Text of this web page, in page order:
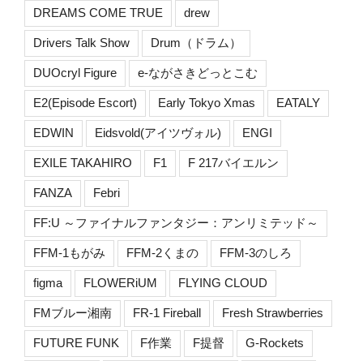
DREAMS COME TRUE drew
Drivers Talk Show Drum（ドラム）
DUOcryl Figure e-ながさきどっとこむ
E2(Episode Escort) Early Tokyo Xmas EATALY
EDWIN Eidsvold(アイツヴォル) ENGI
EXILE TAKAHIRO F1 F 217バイエルン
FANZA Febri
FF:U ～ファイナルファンタジー：アンリミテッド～
FFM-1もがみ FFM-2くまの FFM-3のしろ
figma FLOWERiUM FLYING CLOUD
FMブルー湘南 FR-1 Fireball Fresh Strawberries
FUTURE FUNK F作業 F提督 G-Rockets